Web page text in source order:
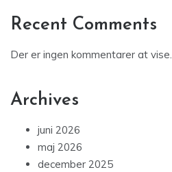
Recent Comments
Der er ingen kommentarer at vise.
Archives
juni 2026
maj 2026
december 2025